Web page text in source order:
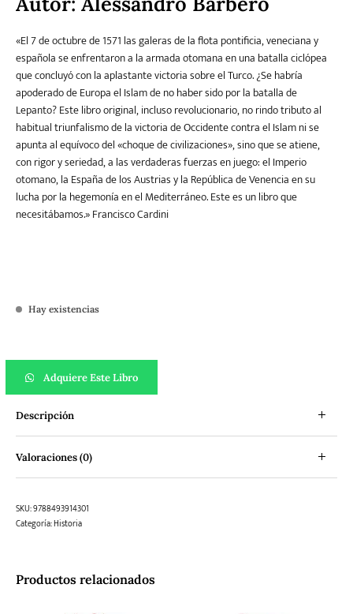
«El 7 de octubre de 1571 las galeras de la flota pontificia, veneciana y
española se enfrentaron a la armada otomana en una batalla ciclópea
que concluyó con la aplastante victoria sobre el Turco. ¿Se habría
apoderado de Europa el Islam de no haber sido por la batalla de
Lepanto? Este libro original, incluso revolucionario, no rindo tributo al
habitual triunfalismo de la victoria de Occidente contra el Islam ni se
apunta al equívoco del «choque de civilizaciones», sino que se atiene,
con rigor y seriedad, a las verdaderas fuerzas en juego: el Imperio
otomano, la España de los Austrias y la República de Venencia en su
lucha por la hegemonía en el Mediterráneo. Este es un libro que
necesitábamos.» Francisco Cardini
Hay existencias
Adquiere Este Libro
Descripción
Valoraciones (0)
SKU:9788493914301
Categoría:Historia
Productos relacionados